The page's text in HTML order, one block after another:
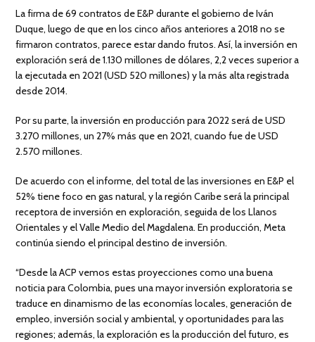
La firma de 69 contratos de E&P durante el gobierno de Iván
Duque, luego de que en los cinco años anteriores a 2018 no se
firmaron contratos, parece estar dando frutos. Así, la inversión en
exploración será de 1.130 millones de dólares, 2,2 veces superior a
la ejecutada en 2021 (USD 520 millones) y la más alta registrada
desde 2014.
Por su parte, la inversión en producción para 2022 será de USD
3.270 millones, un 27% más que en 2021, cuando fue de USD
2.570 millones.
De acuerdo con el informe, del total de las inversiones en E&P el
52% tiene foco en gas natural, y la región Caribe será la principal
receptora de inversión en exploración, seguida de los Llanos
Orientales y el Valle Medio del Magdalena. En producción, Meta
continúa siendo el principal destino de inversión.
“Desde la ACP vemos estas proyecciones como una buena
noticia para Colombia, pues una mayor inversión exploratoria se
traduce en dinamismo de las economías locales, generación de
empleo, inversión social y ambiental, y oportunidades para las
regiones; además, la exploración es la producción del futuro, es